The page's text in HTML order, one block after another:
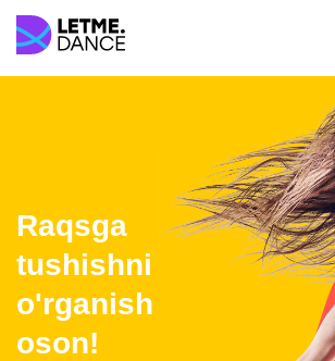
Raqsga
tushishni
o'rganish
oson!